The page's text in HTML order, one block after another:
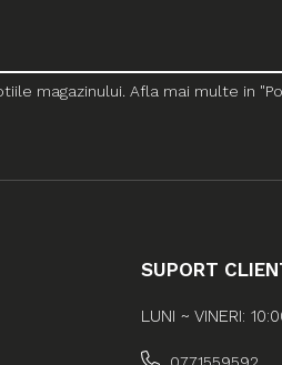
magazinului. Afla mai multe in
SUPORT
LUNI ~ VINERI:
0771559592